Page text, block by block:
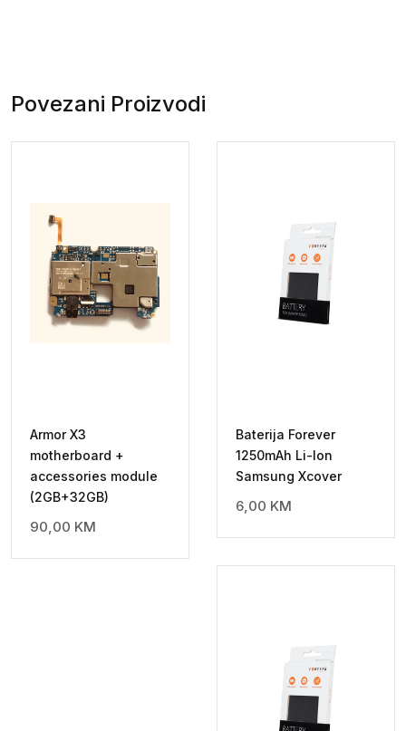
Povezani Proizvodi
Armor X3
motherboard +
accessories module
(2GB+32GB)
90,00 KM
Baterija Forever
1250mAh Li-Ion
Samsung Xcover
6,00 KM